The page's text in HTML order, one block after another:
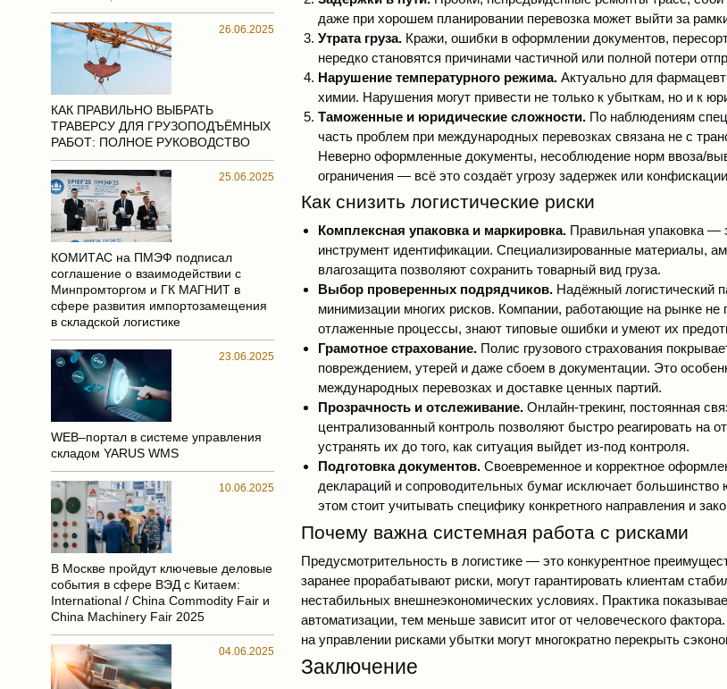
26.06.2025
КАК ПРАВИЛЬНО ВЫБРАТЬ
ТРАВЕРСУ ДЛЯ ГРУЗОПОДЪЁМНЫХ
РАБОТ: ПОЛНОЕ РУКОВОДСТВО
25.06.2025
КОМИТАС на ПМЭФ подписал
соглашение о взаимодействии с
Минпромторгом и ГК МАГНИТ в
сфере развития импортозамещения
в складской логистике
23.06.2025
WEB–портал в системе управления
складом YARUS WMS
10.06.2025
В Москве пройдут ключевые деловые
события в сфере ВЭД с Китаем:
International / China Commodity Fair и
China Machinery Fair 2025
04.06.2025
даже при хорошем планировании перевозка может выйти за
Утрата груза. Кражи, ошибки в оформлении документов,
нередко становятся причинами частичной или полной потери
Нарушение температурного режима. Актуально для
химии. Нарушения могут привести не только к убыткам, но и к
Таможенные и юридические сложности. По наблюдениям
часть проблем при международных перевозках связана не с
Неверно оформленные документы, несоблюдение норм ввоза/
ограничения — всё это создаёт угрозу задержек или
Как снизить логистические риски
Комплексная упаковка и маркировка. Правильная упаковка —
инструмент идентификации. Специализированные материалы,
влагозащита позволяют сохранить товарный вид груза.
Выбор проверенных подрядчиков. Надёжный логистический
минимизации многих рисков. Компании, работающие на рынке не
отлаженные процессы, знают типовые ошибки и умеют их
Грамотное страхование. Полис грузового страхования
повреждением, утерей и даже сбоем в документации. Это
международных перевозках и доставке ценных партий.
Прозрачность и отслеживание. Онлайн-трекинг, постоянная
централизованный контроль позволяют быстро реагировать на
устранять их до того, как ситуация выйдет из-под контроля.
Подготовка документов. Своевременное и корректное
деклараций и сопроводительных бумаг исключает большинство
этом стоит учитывать специфику конкретного направления и
Почему важна системная работа с рисками
Предусмотрительность в логистике — это конкурентное
заранее прорабатывают риски, могут гарантировать клиентам
нестабильных внешнеэкономических условиях. Практика
автоматизации, тем меньше зависит итог от человеческого
на управлении рисками убытки могут многократно перекрыть
Заключение